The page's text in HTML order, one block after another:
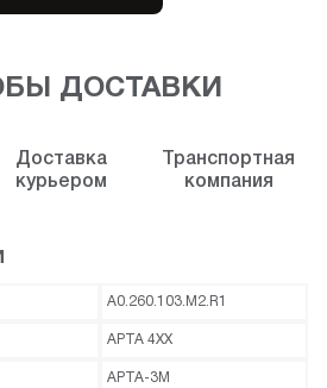
ДОСТАВКИ
Доставка
курьером
Транспортная
компания
A0.260.103.M2.R1
АРТА 4XX
АРТА-3М